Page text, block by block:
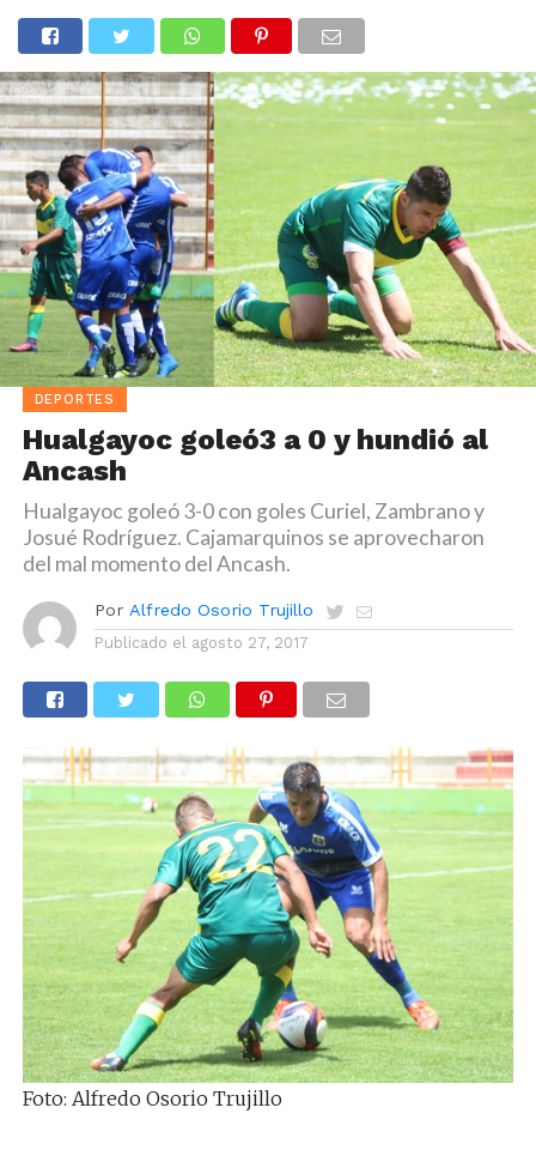
DEPORTES
Hualgayoc goleó3 a 0 y hundió al
Ancash
Hualgayoc goleó 3-0 con goles Curiel, Zambrano y
Josué Rodríguez. Cajamarquinos se aprovecharon
del mal momento del Ancash.
Por Alfredo Osorio Trujillo
Publicado el agosto 27, 2017
Foto: Alfredo Osorio Trujillo